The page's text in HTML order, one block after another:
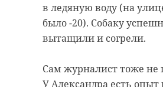
в ледяную воду (на
было -20). Собаку
вытащили и согрели.
Сам журналист тоже не
У Александра есть опыт